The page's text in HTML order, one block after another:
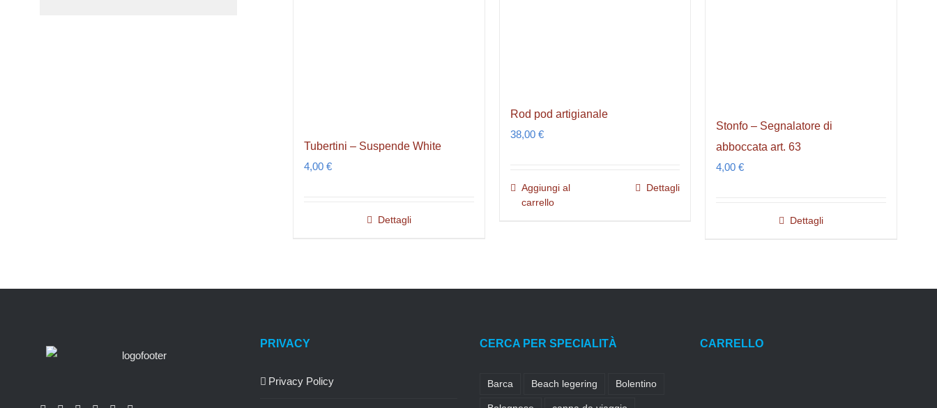
Tubertini – Suspende White
4,00 €
Dettagli
Rod pod artigianale
38,00 €
Aggiungi al
carrello
Dettagli
Stonfo – Segnalatore di
abboccata art. 63
4,00€
Dettagli
PRIVACY
Privacy Policy
CERCA PER SPECIALITÀ
Barca Beach legering Bolentino
CARRELLO